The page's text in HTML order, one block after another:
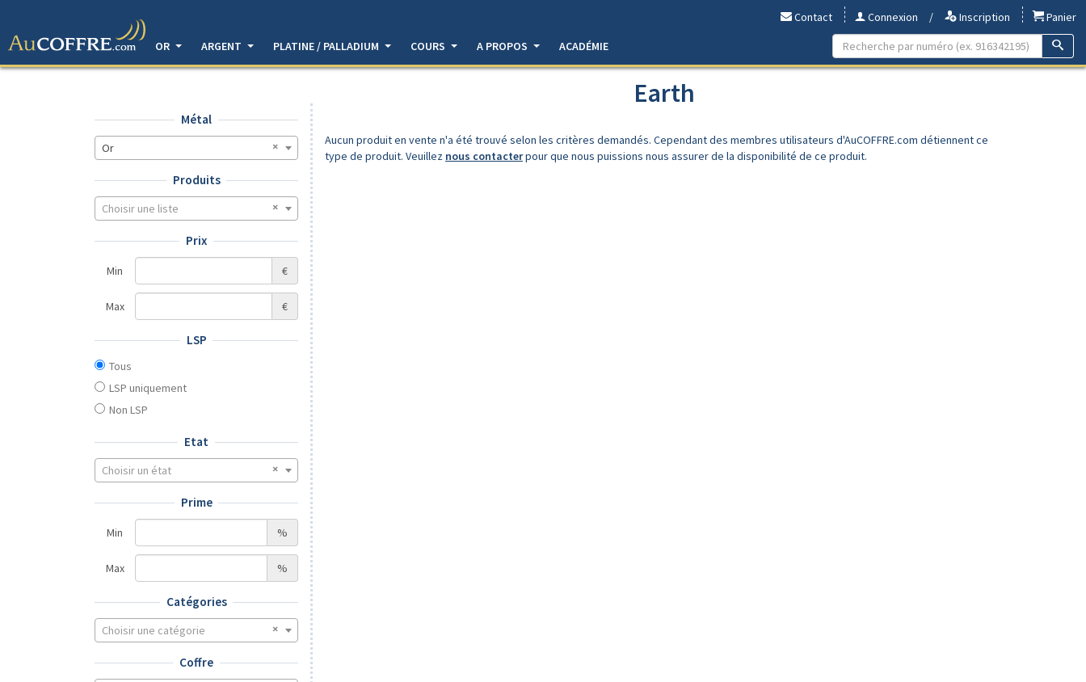
Contact Connexion / Inscription
Panier
OR
ARGENT PLATINE / PALLADIUM COURS A PROPOS ACADÉMIE
Métal
Or
Produits
Choisir une liste
Prix
Min €
Max €
LSP
Tous
LSP uniquement
Non LSP
Etat
Choisir un état
Prime
Min %
Max %
Catégories
Choisir une catégorie
Coffre
Earth
Aucun produit en vente n'a été trouvé selon les critères demandés. Cependant des membres utilisateurs d'AuCOFFRE.com détiennent ce
type de produit. Veuillez nous contacterpour que nous puissions nous assurer de la disponibilité de ce produit.